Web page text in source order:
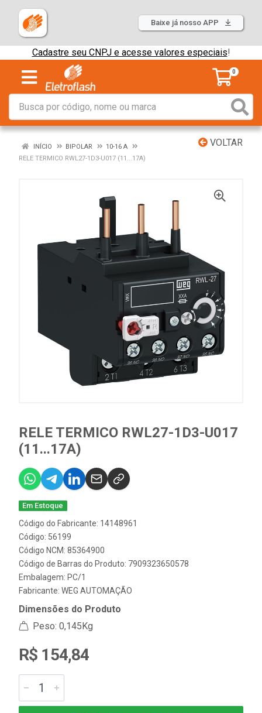
Baixe já nosso APP
Cadastre seu CNPJ e acesse valores especiais!
0
VOLTAR
INÍCIO BIPOLAR
10-16 A
RELE TERMICO RWL27-1D3-U017 (11...17A)
RELE TERMICO RWL27-1D3-U017
(11...17A)
Em Estoque
Código do Fabricante: 14148961
Código: 56199
Código NCM: 85364900
Código de Barras do Produto: 7909323650578
Embalagem: PC/1
Fabricante: WEG AUTOMAÇÃO
Dimensões do Produto
Peso: 0,145Kg
R$ 154,84